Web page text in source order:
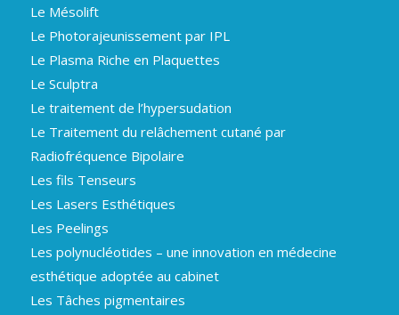
Le Mésolift
Le Photorajeunissement par IPL
Le Plasma Riche en Plaquettes
Le Sculptra
Le traitement de l’hypersudation
Le Traitement du relâchement cutané par
Radiofréquence Bipolaire
Les fils Tenseurs
Les Lasers Esthétiques
Les Peelings
Les polynucléotides – une innovation en médecine
esthétique adoptée au cabinet
Les Tâches pigmentaires